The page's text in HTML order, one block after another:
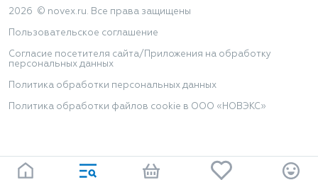
2026 © novex.ru. Все права защищены
Пользовательское соглашение
Согласие посетителя сайта/Приложения на обработку
персональных данных
Политика обработки персональных данных
Политика обработки файлов cookie в ООО «НОВЭКС»